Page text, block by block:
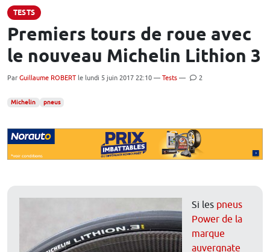
TESTS
Premiers tours de roue avec
le nouveau Michelin Lithion 3
Par Guillaume ROBERT le lundi 5 juin 2017 22:10 — Tests — 2
Michelin pneus
Si les pneus
Power de la
marque
auvergnate